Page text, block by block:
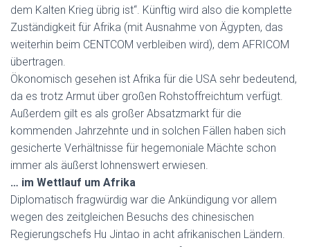
dem Kalten Krieg übrig ist“. Künftig wird also die komplette
Zuständigkeit für Afrika (mit Ausnahme von Ägypten, das
weiterhin beim CENTCOM verbleiben wird), dem AFRICOM
übertragen.
Ökonomisch gesehen ist Afrika für die USA sehr bedeutend,
da es trotz Armut über großen Rohstoffreichtum verfügt.
Außerdem gilt es als großer Absatzmarkt für die
kommenden Jahrzehnte und in solchen Fällen haben sich
gesicherte Verhältnisse für hegemoniale Mächte schon
immer als äußerst lohnenswert erwiesen.
… im Wettlauf um Afrika
Diplomatisch fragwürdig war die Ankündigung vor allem
wegen des zeitgleichen Besuchs des chinesischen
Regierungschefs Hu Jintao in acht afrikanischen Ländern.